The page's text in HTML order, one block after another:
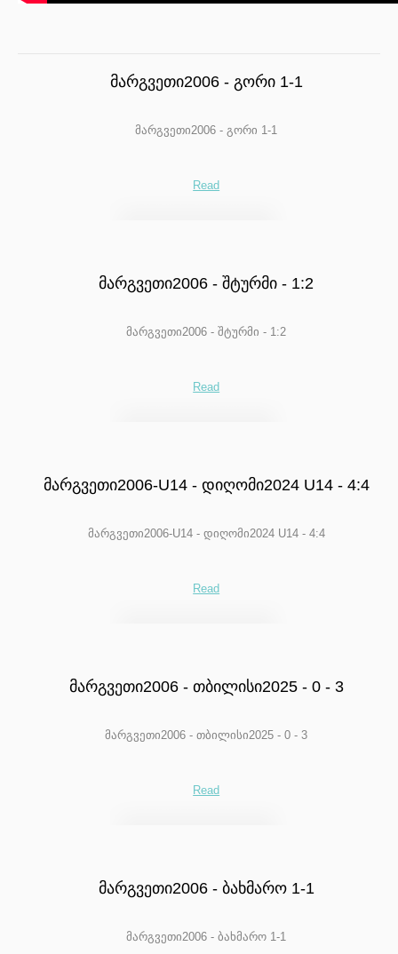
მარგვეთი2006 - გორი 1-1
მარგვეთი2006 - გორი 1-1
Read
მარგვეთი2006 - შტურმი - 1:2
მარგვეთი2006 - შტურმი - 1:2
Read
მარგვეთი2006-U14 - დიღომი2024 U14 - 4:4
მარგვეთი2006-U14 - დიღომი2024 U14 - 4:4
Read
მარგვეთი2006 - თბილისი2025 - 0 - 3
მარგვეთი2006 - თბილისი2025 - 0 - 3
Read
მარგვეთი2006 - ბახმარო 1-1
მარგვეთი2006 - ბახმარო 1-1